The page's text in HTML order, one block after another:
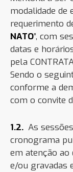
modalidade de
requerimento
NATO”, com
datas e
pela
Sendo o
conforme a
com o convite
1.2. As
cronograma
em atenção ao
e/ou gravadas